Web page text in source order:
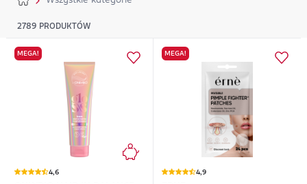
2789 PRODUKTÓW
MEGA!
4,6
MEGA!
4,9